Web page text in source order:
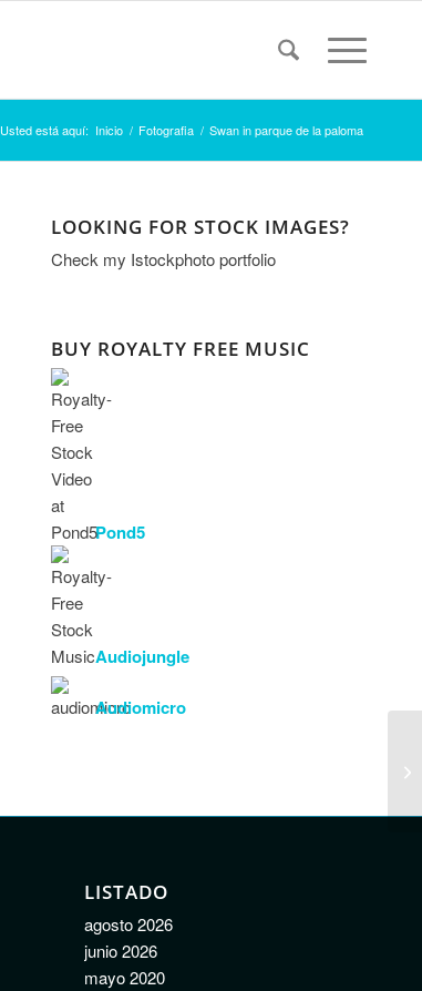
Usted está aquí: Inicio / Fotografia / Swan in parque de la paloma
LOOKING FOR STOCK IMAGES?
Check my Istockphoto portfolio
BUY ROYALTY FREE MUSIC
Pond5
Audiojungle
Audiomicro
LISTADO
agosto 2026
junio 2026
mayo 2020